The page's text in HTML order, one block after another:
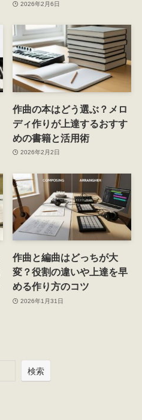
2026年2月6日
作曲の本はどう選ぶ？メロ
ディ作りが上達するおすす
めの書籍と活用術
2026年2月2日
作曲と編曲はどっちが大
変？役割の違いや上達を早
める作り方のコツ
2026年1月31日
検索